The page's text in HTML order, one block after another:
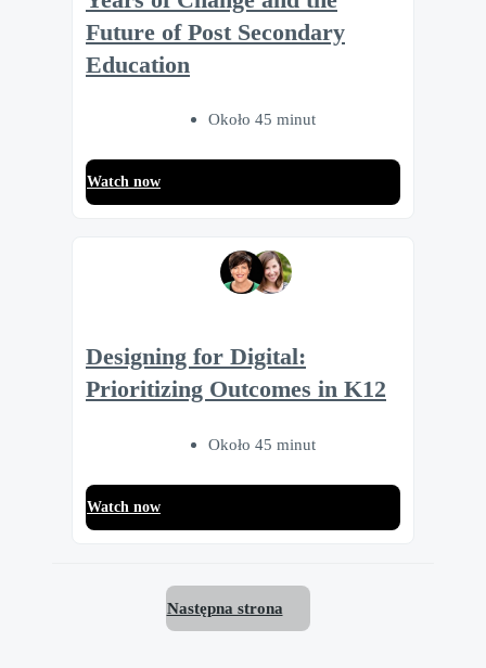
Future of Post Secondary
Education
Około 45 minut
Watch now
Designing for Digital:
Prioritizing Outcomes in K12
Około 45 minut
Watch now
Następna strona